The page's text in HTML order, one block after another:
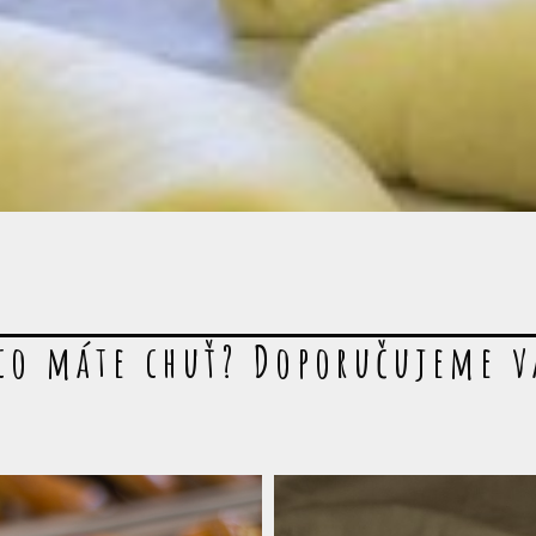
máte chuť? Doporučujeme